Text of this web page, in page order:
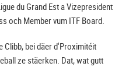
du Grand Est a Vizepresident
och Member vum ITF Board.
Clibb, bei däer d'Proximitéit
ze stäerken. Dat, wat gutt